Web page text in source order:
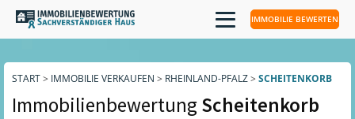
IMMOBILIE BEWERTEN
START> IMMOBILIE VERKAUFEN > RHEINLAND-PFALZ> SCHEITENKORB
ImmobilienbewertungScheitenkorb